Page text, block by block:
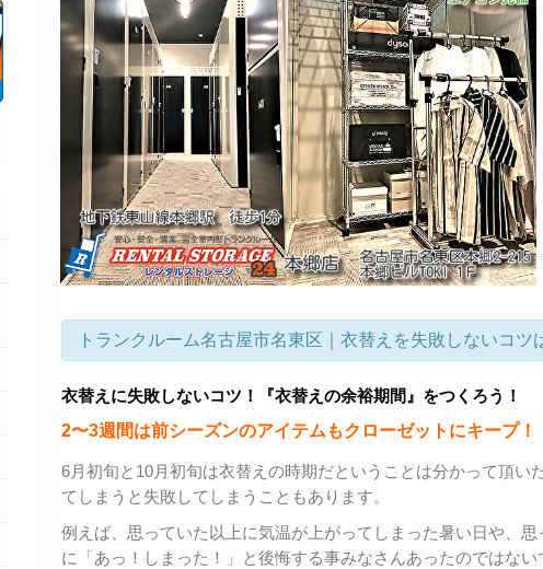
トランクルーム名古屋市名東区｜衣替えを失敗しないコツ
衣替えに失敗しないコツ！『衣替えの余裕期間』をつくろう！
2〜3週間は前シーズンのアイテムもクローゼットにキープ！
6月初旬と10月初旬は衣替えの時期だということは分かって頂い
てしまうと失敗してしまうこともあります。
例えば、思っていた以上に気温が上がってしまった暑い日や、
に「あっ！しまった！」と後悔する事みなさんあったのではな